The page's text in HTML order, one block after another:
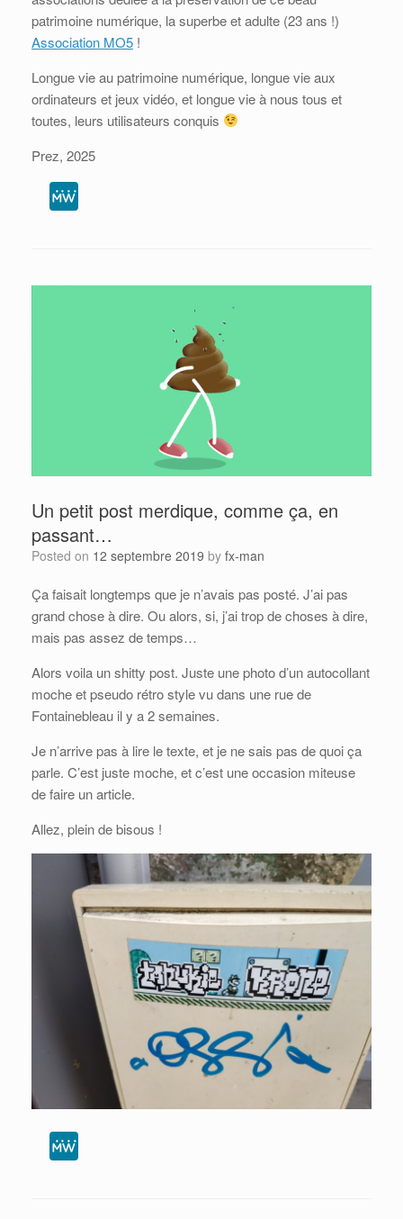
patrimoine numérique, la superbe et adulte (23 ans !)
Association MO5 !
Longue vie au patrimoine numérique, longue vie aux
ordinateurs et jeux vidéo, et longue vie à nous tous et
toutes, leurs utilisateurs conquis
Prez, 2025
e
Un petit post merdique, comme ça, en
passant…
Posted on 12 septembre 2019 by fx-man
Ça faisait longtemps que je n’avais pas posté. J’ai pas
grand chose à dire. Ou alors, si, j’ai trop de choses à dire,
mais pas assez de temps…
Alors voila un shitty post. Juste une photo d’un autocollant
moche et pseudo rétro style vu dans une rue de
Fontainebleau il y a 2 semaines.
Je n’arrive pas à lire le texte, et je ne sais pas de quoi ça
parle. C’est juste moche, et c’est une occasion miteuse
de faire un article.
Allez, plein de bisous !